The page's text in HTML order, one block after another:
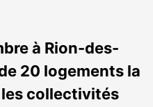
à Rion-des-
20 logements la
collectivités